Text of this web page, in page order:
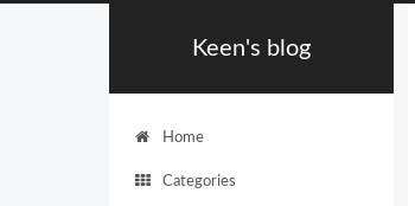
Keen's blog
Home
Categories